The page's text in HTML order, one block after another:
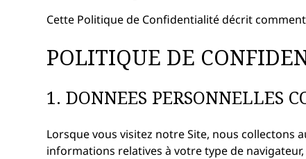
Cette Politique de Confidentialité décrit
POLITIQUE DE
1. DONNEES PERSONNELLES
Lorsque vous visitez notre Site, nous
informations relatives à votre type de